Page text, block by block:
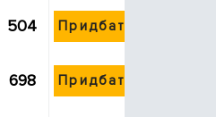
504 Придбати
698 Придбати